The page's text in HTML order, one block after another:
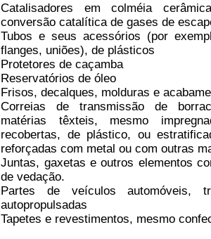
Catalisadores em colméia
conversão catalítica de gases de
Tubos e seus acessórios (por
flanges, uniões), de plásticos
Protetores de caçamba
Reservatórios de óleo
Frisos, decalques, molduras e
Correias de transmissão de
matérias têxteis, mesmo
recobertas, de plástico, ou
reforçadas com metal ou com outras
Juntas, gaxetas e outros elementos
de vedação.
Partes de veículos automóveis,
autopropulsadas
Tapetes e revestimentos, mesmo